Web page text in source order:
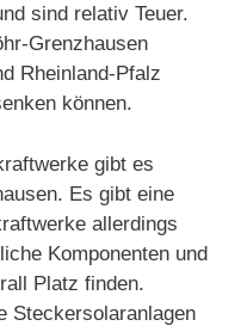
sind relativ Teuer.
Grenzhausen
Rheinland-Pfalz
können.
gibt es
Es gibt eine
allerdings
Komponenten und
Platz finden.
Steckersolaranlagen